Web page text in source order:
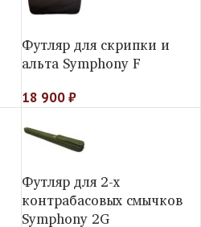
Футляр для скрипки и
альта Symphony F
18 900₽
Футляр для 2-х
контрабасовых смычков
Symphony 2G